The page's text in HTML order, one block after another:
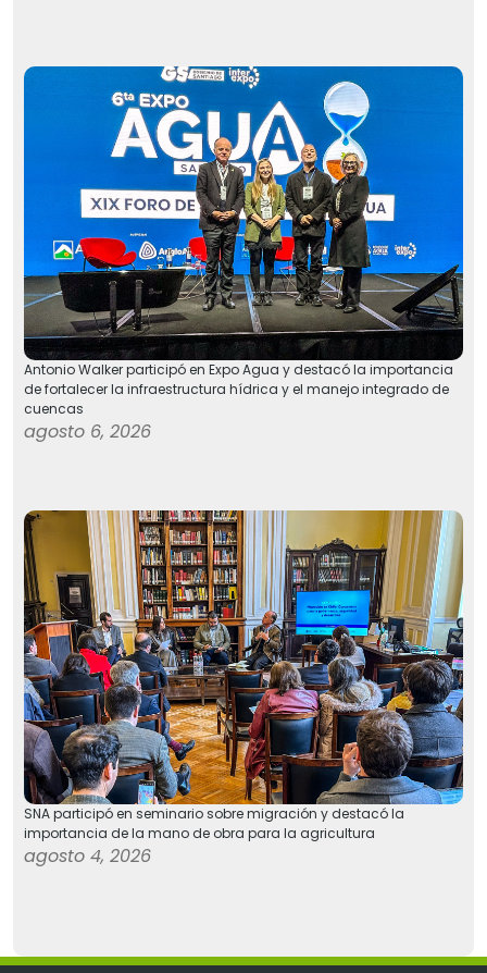
Antonio Walker participó en Expo Agua y destacó la importancia
de fortalecer la infraestructura hídrica y el manejo integrado de
cuencas
agosto 6, 2026
SNA participó en seminario sobre migración y destacó la
importancia de la mano de obra para la agricultura
agosto 4, 2026